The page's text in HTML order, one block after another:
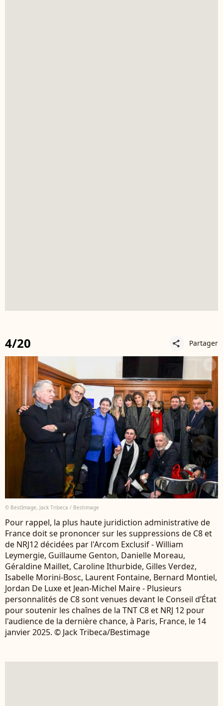
4/20 share Partager
© BestImage, Jack Tribeca / Bestimage
Pour rappel, la plus haute juridiction administrative de
France doit se prononcer sur les suppressions de C8 et
de NRJ12 décidées par l'Arcom Exclusif - William
Leymergie, Guillaume Genton, Danielle Moreau,
Géraldine Maillet, Caroline Ithurbide, Gilles Verdez,
Isabelle Morini-Bosc, Laurent Fontaine, Bernard Montiel,
Jordan De Luxe et Jean-Michel Maire - Plusieurs
personnalités de C8 sont venues devant le Conseil d’État
pour soutenir les chaînes de la TNT C8 et NRJ 12 pour
l'audience de la dernière chance, à Paris, France, le 14
janvier 2025. © Jack Tribeca/Bestimage